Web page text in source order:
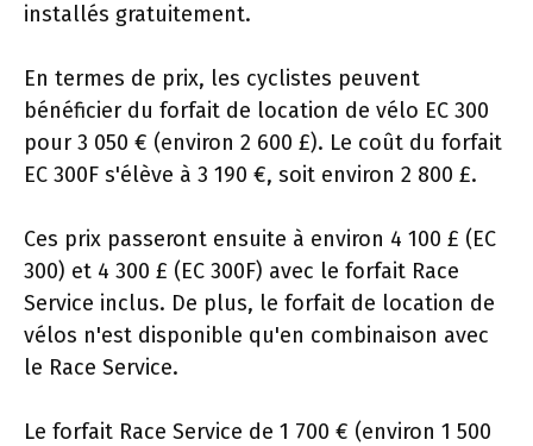
installés gratuitement.
En termes de prix, les cyclistes peuvent
bénéficier du forfait de location de vélo EC 300
pour 3 050 € (environ 2 600 £). Le coût du forfait
EC 300F s'élève à 3 190 €, soit environ 2 800 £.
Ces prix passeront ensuite à environ 4 100 £ (EC
300) et 4 300 £ (EC 300F) avec le forfait Race
Service inclus. De plus, le forfait de location de
vélos n'est disponible qu'en combinaison avec
le Race Service.
Le forfait Race Service de 1 700 € (environ 1 500